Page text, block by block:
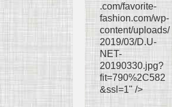
.com/favorite-
fashion.com/wp-
content/uploads/
2019/03/D.U-
NET-
20190330.jpg?
fit=790%2C582
&ssl=1" />